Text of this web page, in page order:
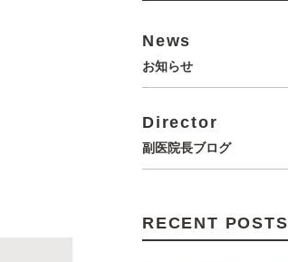
News
お知らせ
Director
副医院長ブログ
RECENT POSTS